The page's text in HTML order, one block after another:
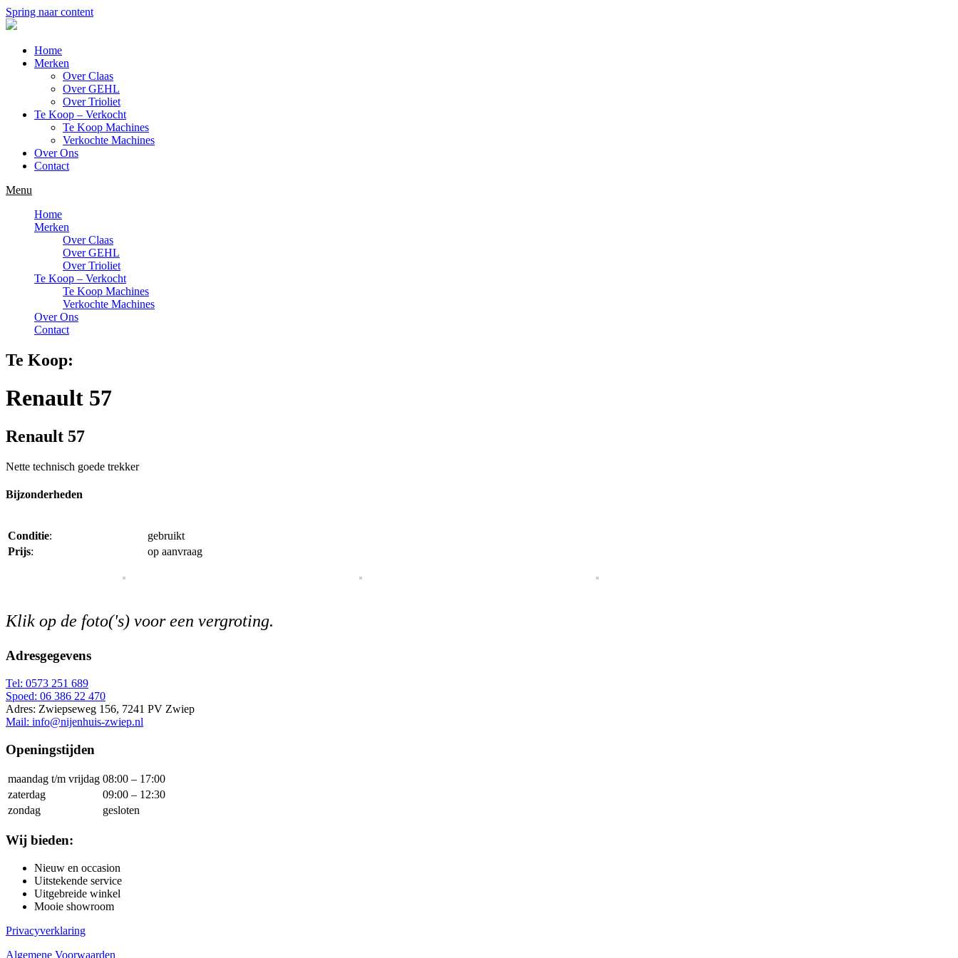
Spring naar content
Home
Merken
Over Claas
Over GEHL
Over Trioliet
Te Koop – Verkocht
Te Koop Machines
Verkochte Machines
Over Ons
Contact
Menu
Home
Merken
Over Claas
Over GEHL
Over Trioliet
Te Koop – Verkocht
Te Koop Machines
Verkochte Machines
Over Ons
Contact
Te Koop:
Renault 57
Renault 57
Nette technisch goede trekker
Bijzonderheden
Conditie:
gebruikt
Prijs: op aanvraag
Klik op de foto('s) voor een vergroting.
Adresgegevens
Tel: 0573 251 689
Spoed: 06 386 22 470
Adres: Zwiepseweg 156, 7241 PV Zwiep
Mail: info@nijenhuis-zwiep.nl
Openingstijden
maandag t/m vrijdag 08:00 – 17:00
zaterdag
09:00 – 12:30
zondag
gesloten
Wij bieden:
Nieuw en occasion
Uitstekende service
Uitgebreide winkel
Mooie showroom
Privacyverklaring
Algemene Voorwaarden